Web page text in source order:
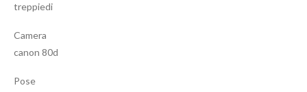
treppiedi
Camera
canon 80d
Pose